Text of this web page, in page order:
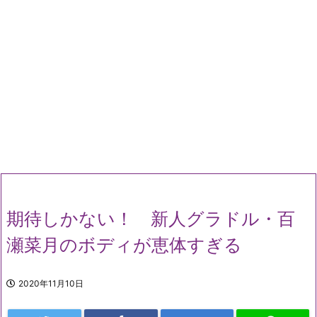
期待しかない！ 新人グラドル・百
瀬菜月のボディが恵体すぎる
2020年11月10日